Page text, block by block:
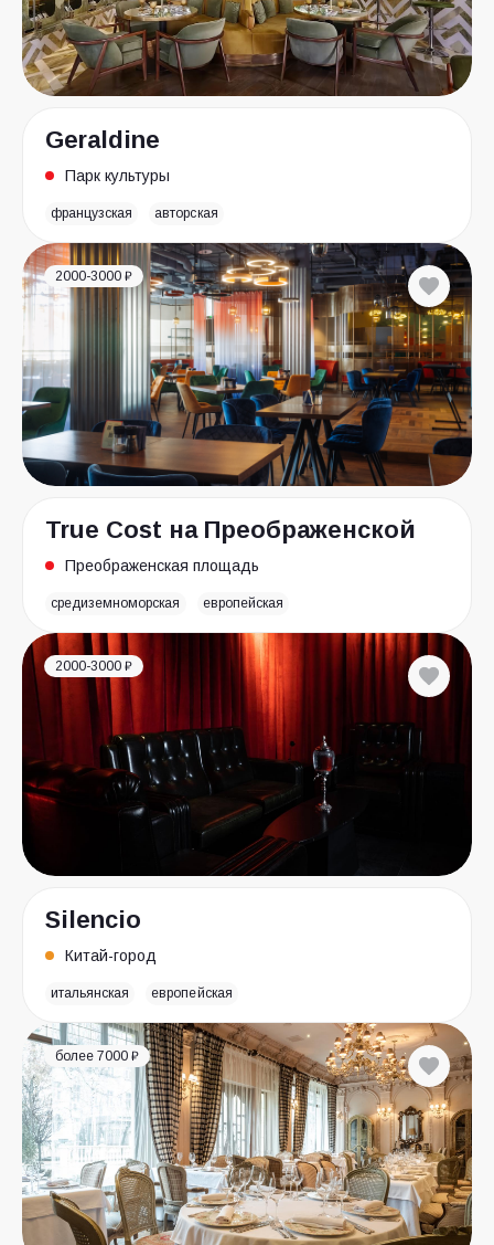
Geraldine
Парк культуры
французская авторская
2000-3000 ₽
True Сost на Преображенской
Преображенская площадь
средиземноморская европейская
2000-3000 ₽
Silencio
Китай-город
итальянская европейская
более 7000 ₽